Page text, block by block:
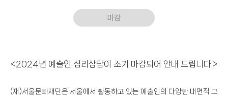
마감
<2024년 예술인 심리상담이 조기 마감되어 안내 드립니다.>
(재 )서울문화재단은 서울에서 활동하고 있는 예술인의 다양한 내면적 고